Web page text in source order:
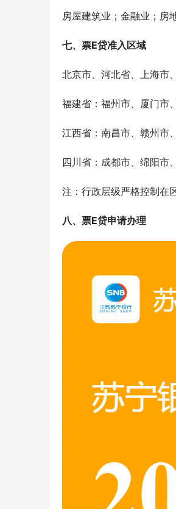
房屋建筑业；金融业；房
七、票E贷准入区域
北京市、河北省、上海市
福建省：福州市、厦门市
江西省：南昌市、赣州市
四川省：成都市、绵阳市
注：行政层级严格控制在
八、票E贷申请办理